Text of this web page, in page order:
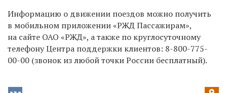
Информацию о движении поездов можно получить
в мобильном приложении «РЖД Пассажирам»,
на сайте ОАО «РЖД», а также по круглосуточному
телефону Центра поддержки клиентов: 8-800-775-
00-00 (звонок из любой точки России бесплатный).